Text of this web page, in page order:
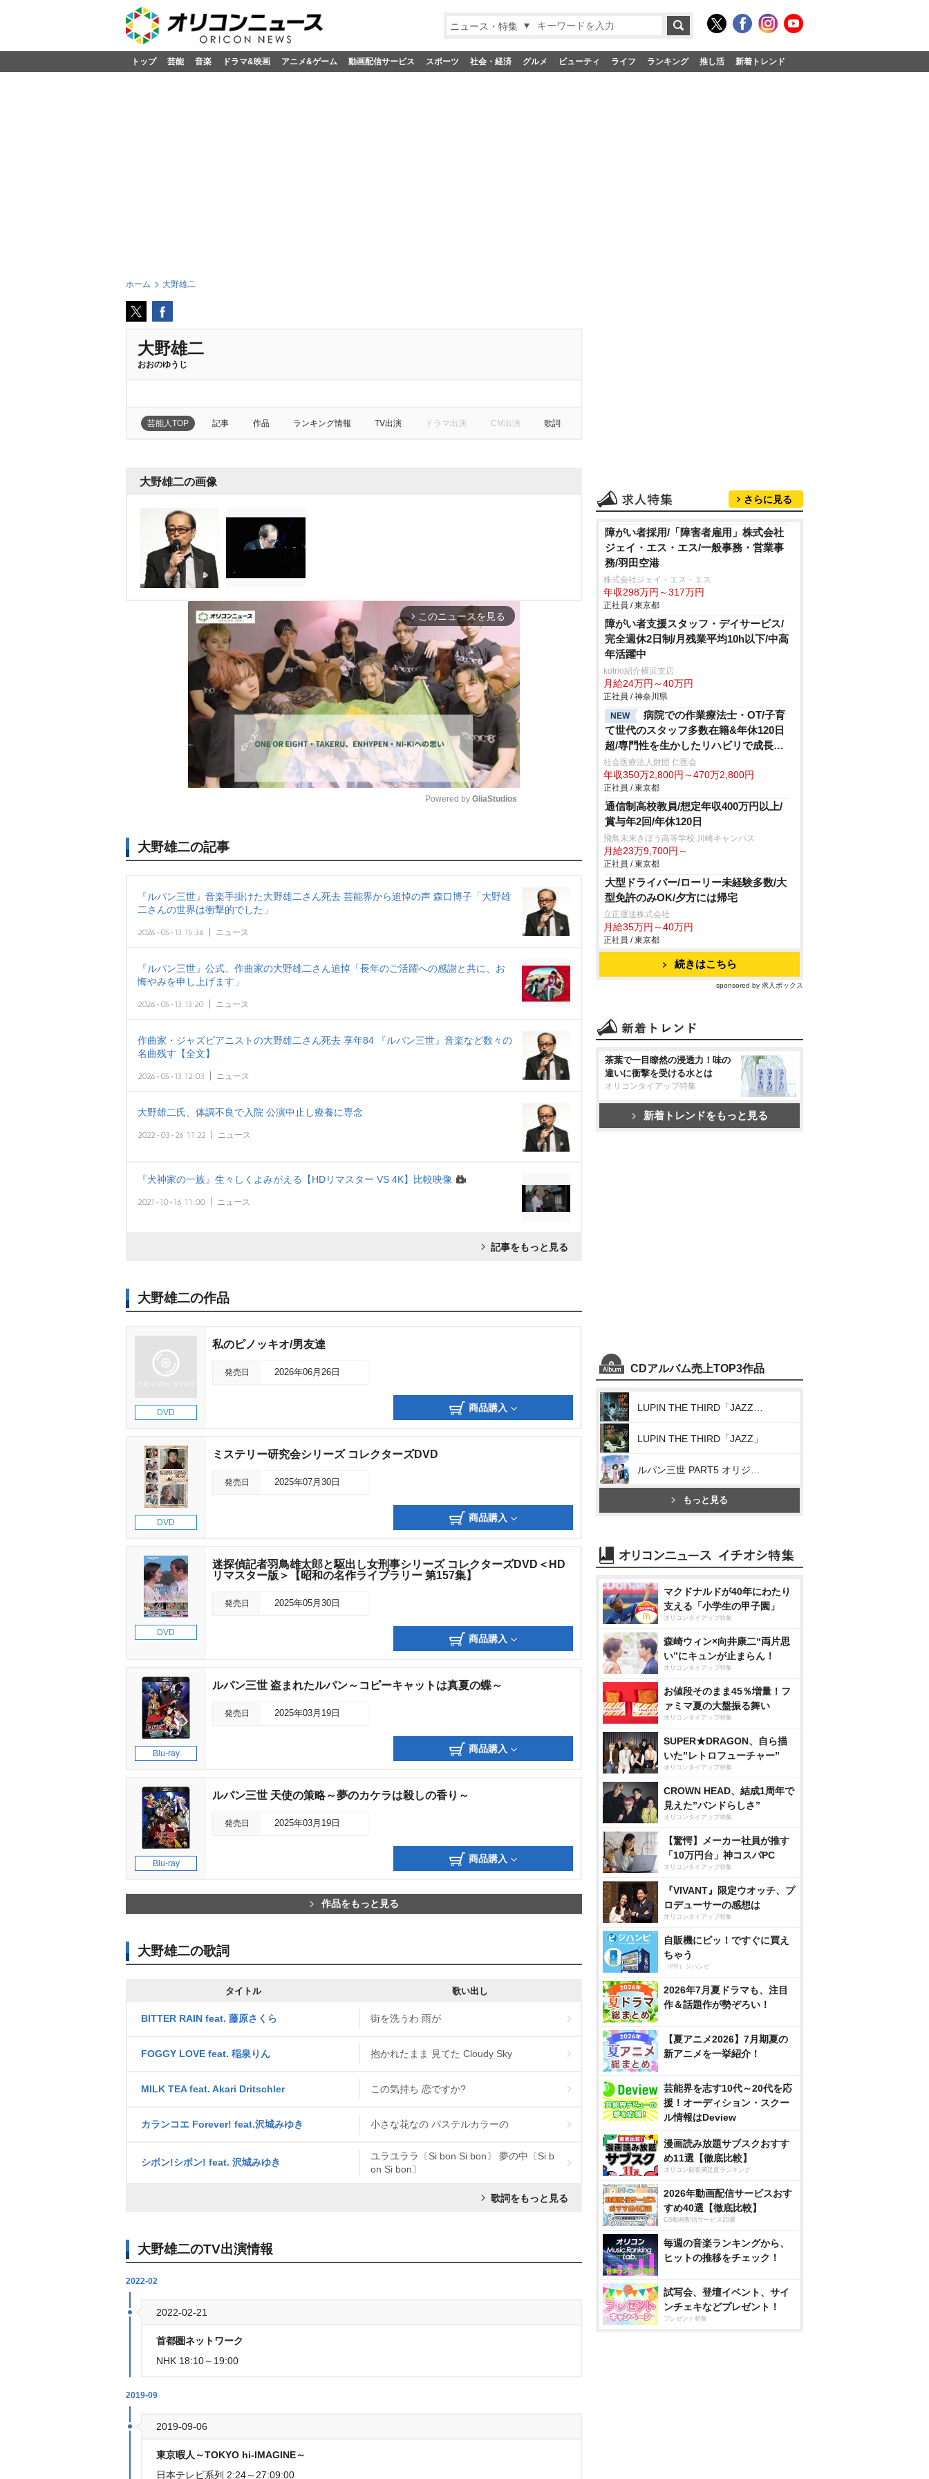
ニュース・特集
トップ 芸能 音楽 ドラマ&映画 アニメ&ゲーム 動画配信サービス スポーツ 社会・経済 グルメ ビューティ ライフ ランキング 推し活 新着トレンド
ホーム 大野雄二
大野雄二
おおのゆうじ
芸能人TOP 記事 作品 ランキング情報 TV出演 ドラマ出演 CM出演 歌詞
大野雄二の画像
arrow_forward_ios このニュースを見る
u
e
Powered by GliaStudios
大野雄二の記事
『ルパン三世』音楽手掛けた大野雄二さん死去 芸能界から追悼の声 森口博子「大野雄
二さんの世界は衝撃的でした」
2026-05-13 15:36 ニュース
『ルパン三世』公式、作曲家の大野雄二さん追悼「長年のご活躍への感謝と共に、お
悔やみを申し上げます」
2026-05-13 13:20 ニュース
作曲家・ジャズピアニストの大野雄二さん死去 享年84 『ルパン三世』音楽など数々の
名曲残す【全文】
2026-05-13 12:03 ニュース
大野雄二氏、体調不良で入院 公演中止し療養に専念
2022-03-26 11:22 ニュース
『犬神家の一族』生々しくよみがえる【HDリマスター VS 4K】比較映像
2021-10-16 11:00 ニュース
記事をもっと見る
大野雄二の作品
DVD
私のピノッキオ/男友達
発売日 2026年06月26日
商品購入
DVD
ミステリー研究会シリーズ コレクターズDVD
発売日 2025年07月30日
商品購入
DVD
迷探偵記者羽鳥雄太郎と駆出し女刑事シリーズ コレクターズDVD＜HD
リマスター版＞【昭和の名作ライブラリー 第157集】
発売日 2025年05月30日
商品購入
Blu-ray
ルパン三世 盗まれたルパン～コピーキャットは真夏の蝶～
発売日 2025年03月19日
商品購入
Blu-ray
ルパン三世 天使の策略～夢のカケラは殺しの香り～
発売日 2025年03月19日
商品購入
作品をもっと見る
大野雄二の歌詞
タイトル 歌い出し
BITTER RAIN feat. 藤原さくら 街を洗うわ 雨が
FOGGY LOVE feat. 稲泉りん 抱かれたまま 見てた Cloudy Sky
MILK TEA feat. Akari Dritschler この気持ち 恋ですか?
カランコエ Forever! feat.沢城みゆき 小さな花なの パステルカラーの
シボン!シボン! feat. 沢城みゆき
ユラユララ〔Si bon Si bon〕 夢の中〔Si b
on Si bon〕
歌詞をもっと見る
大野雄二のTV出演情報
2022-02
2022-02-21
首都圏ネットワーク
NHK 18:10～19:00
2019-09
2019-09-06
東京暇人～TOKYO hi-IMAGINE～
日本テレビ系列 2:24～27:09:00
さらに見る
障がい者採用/「障害者雇用」株式会社
ジェイ・エス・エス/一般事務・営業事
務/羽田空港
株式会社ジェイ・エス・エス
年収298万円～317万円
正社員 / 東京都
障がい者支援スタッフ・デイサービス/
完全週休2日制/月残業平均10h以下/中高
年活躍中
kotrio紹介横浜支店
月給24万円～40万円
正社員 / 神奈川県
NEW
病院での作業療法士・OT/子育
て世代のスタッフ多数在籍&年休120日
超/専門性を生かしたリハビリで成長で
きる環境
社会医療法人財団 仁医会
年収350万2,800円～470万2,800円
正社員 / 東京都
通信制高校教員/想定年収400万円以上/
賞与年2回/年休120日
飛鳥未来きぼう高等学校 川崎キャンパス
月給23万9,700円～
正社員 / 東京都
大型ドライバー/ローリー未経験多数/大
型免許のみOK/夕方には帰宅
立正運送株式会社
月給35万円～40万円
正社員 / 東京都
続きはこちら
sponsored by 求人ボックス
茶葉で一目瞭然の浸透力！味の
違いに衝撃を受ける水とは
オリコンタイアップ特集
新着トレンドをもっと見る
CDアルバム売上TOP3作品
LUPIN THE THIRD「JAZZ」
もっと見る
マクドナルドが40年にわたり
支える「小学生の甲子園」
オリコンタイアップ特集
森崎ウィン×向井康二“両片思
い”にキュンが止まらん！
オリコンタイアップ特集
お値段そのまま45％増量！フ
ァミマ夏の大盤振る舞い
オリコンタイアップ特集
SUPER★DRAGON、自ら描
いた”レトロフューチャー”
オリコンタイアップ特集
CROWN HEAD、結成1周年で
見えた”バンドらしさ”
オリコンタイアップ特集
【驚愕】メーカー社員が推す
「10万円台」神コスパPC
オリコンタイアップ特集
『VIVANT』限定ウオッチ、プ
ロデューサーの感想は
オリコンタイアップ特集
自販機にピッ！ですぐに買え
ちゃう
（PR）ジハンピ
2026年7月夏ドラマも、注目
作＆話題作が勢ぞろい！
【夏アニメ2026】7月期夏の
新アニメを一挙紹介！
芸能界を志す10代～20代を応
援！オーディション・スクー
ル情報はDeview
漫画読み放題サブスクおすす
め11選【徹底比較】
オリコン顧客満足度ランキング
2026年動画配信サービスおす
すめ40選【徹底比較】
CS動画配信サービス20選
毎週の音楽ランキングから、
ヒットの推移をチェック！
試写会、登壇イベント、サイ
ンチェキなどプレゼント！
プレゼント特集